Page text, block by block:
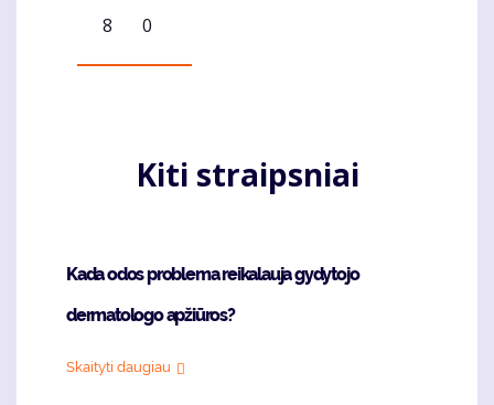
8
0
Kiti straipsniai
Kada odos problema reikalauja gydytojo
dermatologo apžiūros?
Skaityti daugiau